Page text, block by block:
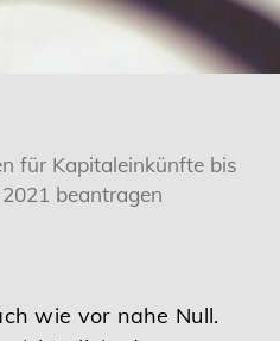
für Kapitaleinkünfte bis
beantragen
wie vor nahe Null.